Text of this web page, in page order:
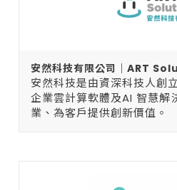
安然科技有限公司｜ART
安然科技是由資深科技人創
企業雲計算軟體及AI 智慧解
業、為客戶提供創新價值。